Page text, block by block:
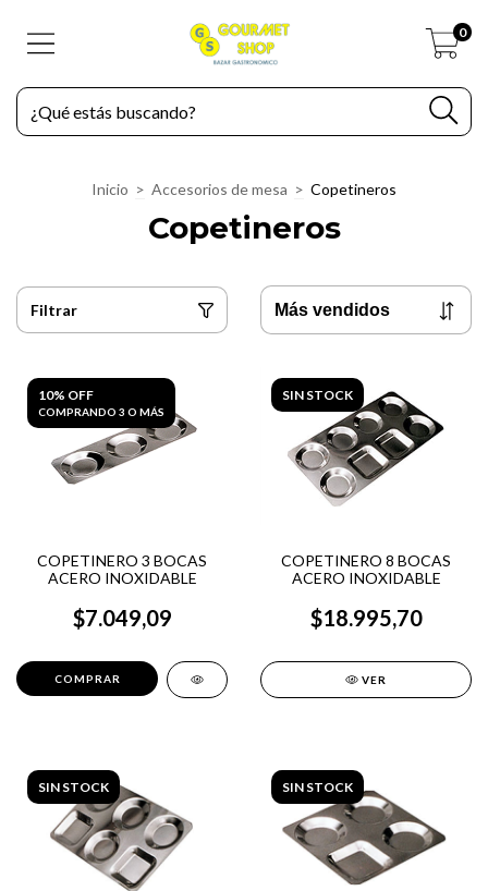
0
Inicio > Accesorios de mesa > Copetineros
Copetineros
Filtrar
10% OFF
COMPRANDO 3 O MÁS
COPETINERO 3 BOCAS
ACERO INOXIDABLE
$7.049,09
SIN STOCK
COPETINERO 8 BOCAS
ACERO INOXIDABLE
$18.995,70
VER
SIN STOCK SIN STOCK